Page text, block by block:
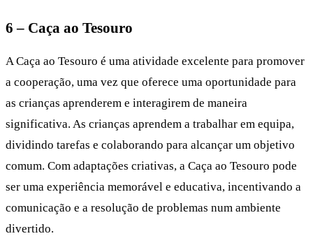
6 – Caça ao Tesouro
A Caça ao Tesouro é uma atividade excelente para promover
a cooperação, uma vez que oferece uma oportunidade para
as crianças aprenderem e interagirem de maneira
significativa. As crianças aprendem a trabalhar em equipa,
dividindo tarefas e colaborando para alcançar um objetivo
comum. Com adaptações criativas, a Caça ao Tesouro pode
ser uma experiência memorável e educativa, incentivando a
comunicação e a resolução de problemas num ambiente
divertido.